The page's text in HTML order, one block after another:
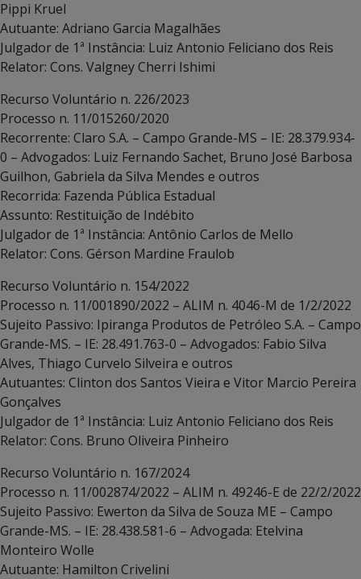
Pippi Kruel
Autuante: Adriano Garcia Magalhães
Julgador de 1ª Instância: Luiz Antonio Feliciano dos Reis
Relator: Cons. Valgney Cherri Ishimi
Recurso Voluntário n. 226/2023
Processo n. 11/015260/2020
Recorrente: Claro S.A. – Campo Grande-MS – IE: 28.379.934-
0 – Advogados: Luiz Fernando Sachet, Bruno José Barbosa
Guilhon, Gabriela da Silva Mendes e outros
Recorrida: Fazenda Pública Estadual
Assunto: Restituição de Indébito
Julgador de 1ª Instância: Antônio Carlos de Mello
Relator: Cons. Gérson Mardine Fraulob
Recurso Voluntário n. 154/2022
Processo n. 11/001890/2022 – ALIM n. 4046-M de 1/2/2022
Sujeito Passivo: Ipiranga Produtos de Petróleo S.A. – Campo
Grande-MS. – IE: 28.491.763-0 – Advogados: Fabio Silva
Alves, Thiago Curvelo Silveira e outros
Autuantes: Clinton dos Santos Vieira e Vitor Marcio Pereira
Gonçalves
Julgador de 1ª Instância: Luiz Antonio Feliciano dos Reis
Relator: Cons. Bruno Oliveira Pinheiro
Recurso Voluntário n. 167/2024
Processo n. 11/002874/2022 – ALIM n. 49246-E de 22/2/2022
Sujeito Passivo: Ewerton da Silva de Souza ME – Campo
Grande-MS. – IE: 28.438.581-6 – Advogada: Etelvina
Monteiro Wolle
Autuante: Hamilton Crivelini